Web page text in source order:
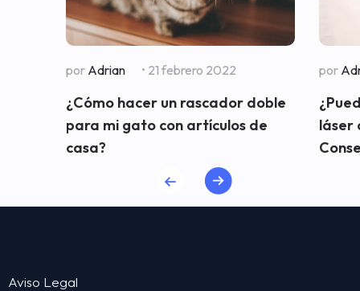
por Adrian • 21 febrero 2022
¿Cómo hacer un rascador doble
para mi gato con artículos de
casa?
por
láser
Aviso Legal